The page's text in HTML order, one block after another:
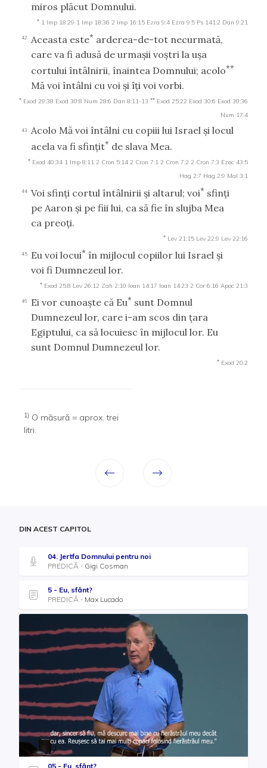
miros plăcut Domnului.
* 1 Imp 18:29 1 Imp 18:36 2 Imp 16:15 Ezra 9:4 Ezra 9:5 Ps 141:2 Dan 9:21
42 Aceasta este* arderea-de-tot necurmată,
care va fi adusă de urmaşii voştri la uşa
cortului întâlnirii, înaintea Domnului; acolo**
Mă voi întâlni cu voi şi îţi voi vorbi.
* Exod 29:38 Exod 30:8 Num 28:6 Dan 8:11-13 ** Exod 25:22 Exod 30:6 Exod 30:36
Num 17:4
43
Acolo Mă voi întâlni cu copiii lui Israel şi locul
acela va fi sfinţit* de slava Mea.
* Exod 40:34 1 Imp 8:11 2 Cron 5:14 2 Cron 7:1 2 Cron 7:2 2 Cron 7:3 Ezec 43:5
Hag 2:7 Hag 2:9 Mal 3:1
44 Voi sfinţi cortul întâlnirii şi altarul; voi* sfinţi
pe Aaron şi pe fiii lui, ca să fie în slujba Mea
ca preoţi.
* Lev 21:15 Lev 22:9 Lev 22:16
45 Eu voi locui* în mijlocul copiilor lui Israel şi
voi fi Dumnezeul lor.
* Exod 25:8 Lev 26:12 Zah 2:10 Ioan 14:17 Ioan 14:23 2 Cor 6:16 Apoc 21:3
46 Ei vor cunoaşte că Eu* sunt Domnul
Dumnezeul lor, care i-am scos din ţara
Egiptului, ca să locuiesc în mijlocul lor. Eu
sunt Domnul Dumnezeul lor.
* Exod 20:2
1) O măsură = aprox. trei
litri.
DIN ACEST CAPITOL
04. Jertfa Domnului pentru noi
PREDICĂ
Gigi Cosman
5 - Eu, sfânt?
PREDICĂ
Max Lucado
05 - Eu, sfânt?